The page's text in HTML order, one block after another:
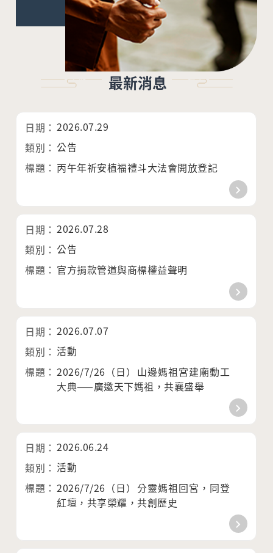
最新消息
2026.07.29
公告
丙午年祈安植福禮斗大法會開放登記
2026.07.28
公告
官方捐款管道與商標權益聲明
2026.07.07
活動
2026/7/26（日）山邊媽祖宮建廟動工
大典——廣邀天下媽祖，共襄盛舉
2026.06.24
活動
2026/7/26（日）分靈媽祖回宮，同登
紅壇，共享榮耀，共創歷史